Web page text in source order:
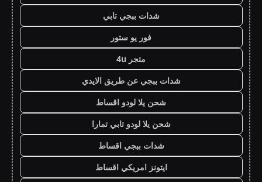
شدات ببجي تابي
فور يو ستور
متجر 4u
شدات ببجي عن طريق الايدي
شحن يلا لودو اقساط
شحن يلا لودو تابي تمارا
شدات ببجي اقساط
ايتونز امريكي اقساط